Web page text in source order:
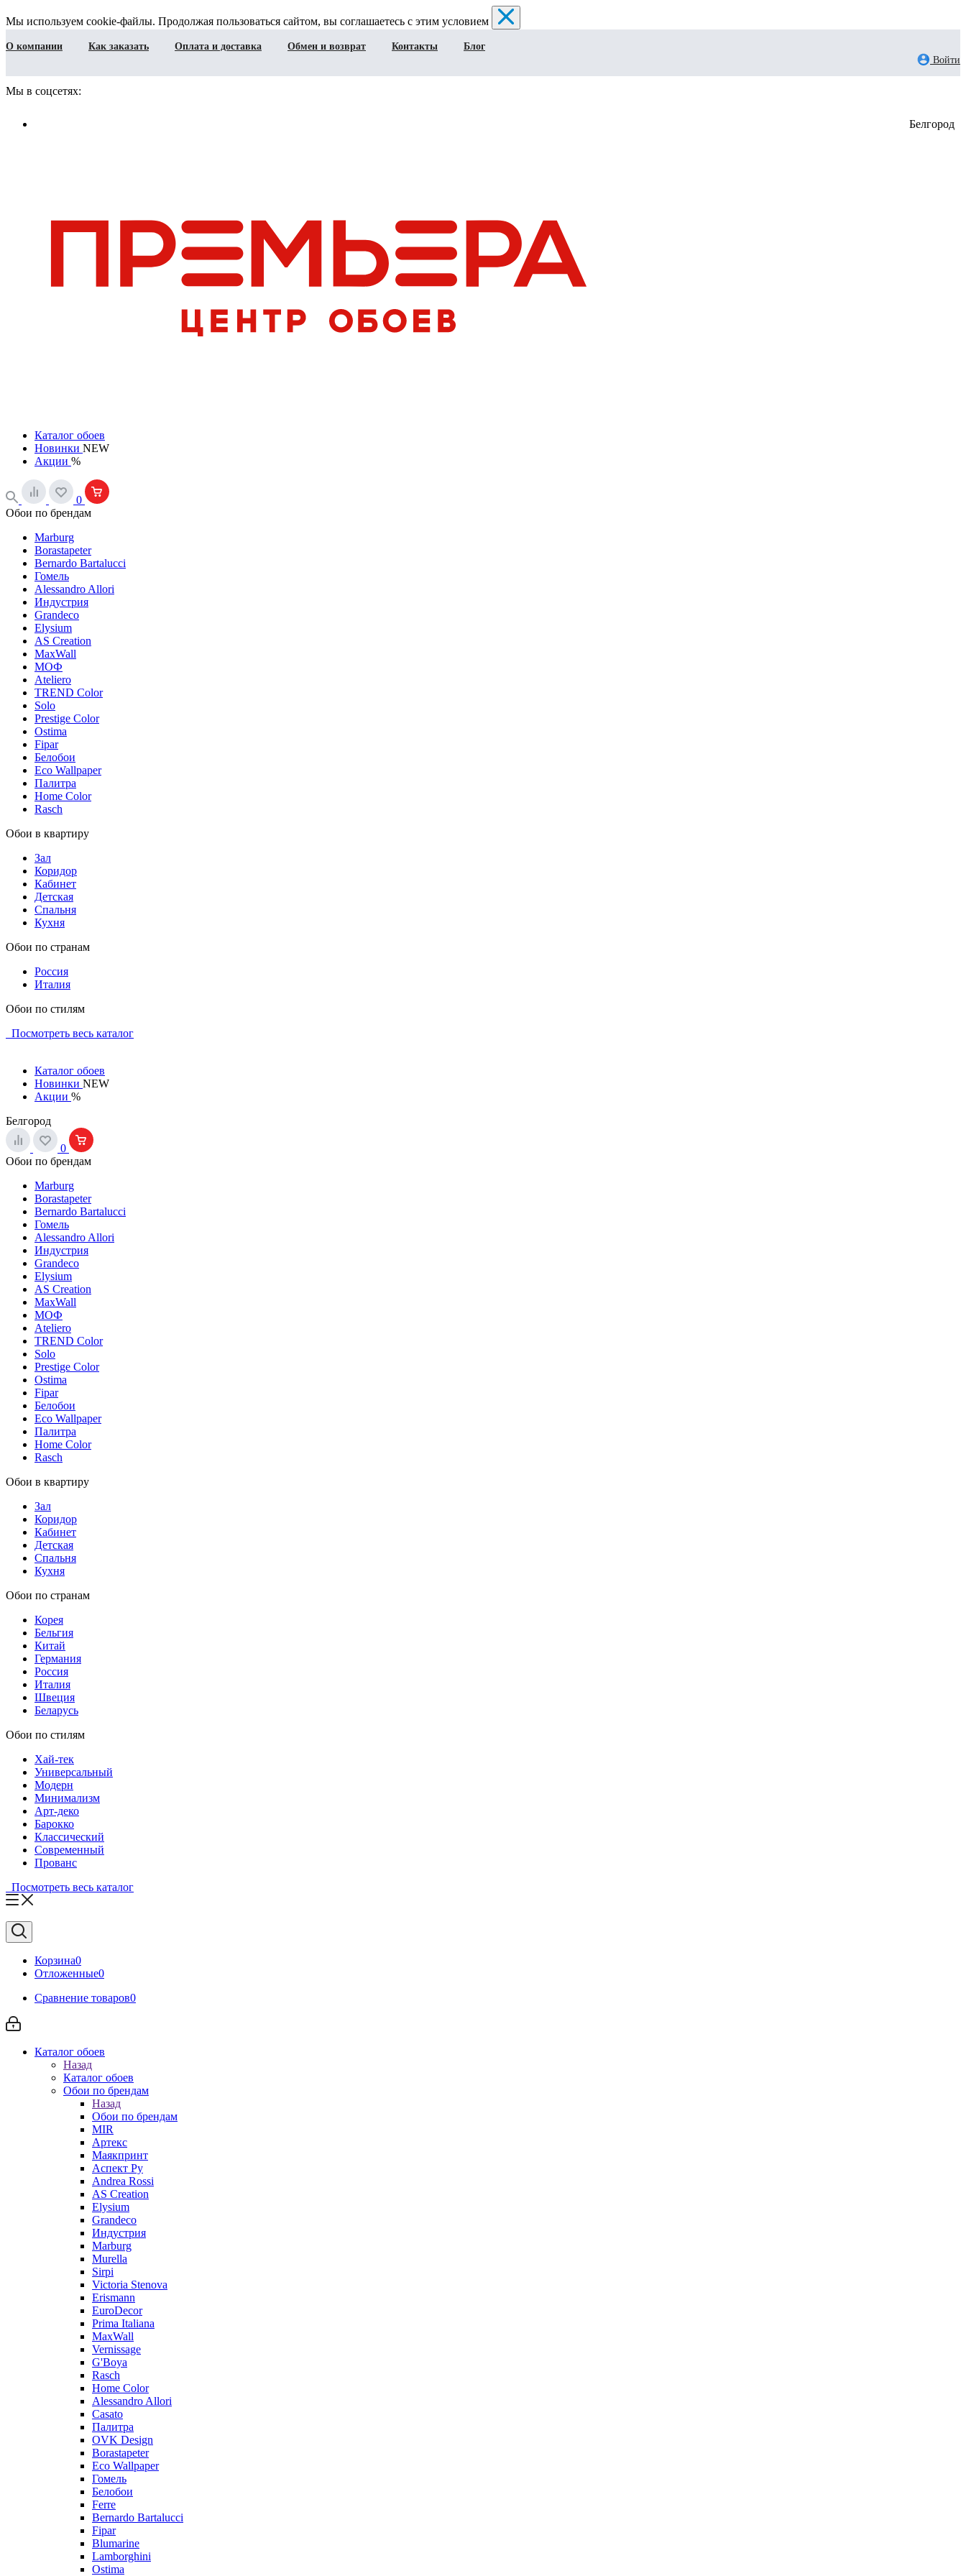
Мы используем cookie-файлы. Продолжая пользоваться сайтом, вы соглашаетесь с этим условием
О компании Как заказать Оплата и доставка Обмен и возврат Контакты
Блог
Войти
Мы в соцсетях:
Белгород
Каталог обоев
Новинки NEW
Акции %
0
Обои по брендам
Marburg
Borastapeter
Bernardo Bartalucci
Гомель
Alessandro Allori
Индустрия
Grandeco
Elysium
AS Creation
MaxWall
МОФ
Ateliero
TREND Color
Solo
Prestige Color
Ostima
Fipar
Белобои
Eco Wallpaper
Палитра
Home Color
Rasch
Обои в квартиру
Зал
Коридор
Кабинет
Детская
Спальня
Кухня
Обои по странам
Россия
Италия
Обои по стилям
Посмотреть весь каталог
Каталог обоев
Новинки NEW
Акции %
Белгород
0
Обои по брендам
Marburg
Borastapeter
Bernardo Bartalucci
Гомель
Alessandro Allori
Индустрия
Grandeco
Elysium
AS Creation
MaxWall
МОФ
Ateliero
TREND Color
Solo
Prestige Color
Ostima
Fipar
Белобои
Eco Wallpaper
Палитра
Home Color
Rasch
Обои в квартиру
Зал
Коридор
Кабинет
Детская
Спальня
Кухня
Обои по странам
Корея
Бельгия
Китай
Германия
Россия
Италия
Швеция
Беларусь
Обои по стилям
Хай-тек
Универсальный
Модерн
Минимализм
Арт-деко
Барокко
Классический
Современный
Прованс
Посмотреть весь каталог
Корзина0
Отложенные0
Сравнение товаров0
Каталог обоев
Назад
Каталог обоев
Обои по брендам
Назад
Обои по брендам
MIR
Артекс
Маякпринт
Аспект Ру
Andrea Rossi
AS Creation
Elysium
Grandeco
Индустрия
Marburg
Murella
Sirpi
Victoria Stenova
Erismann
EuroDecor
Prima Italiana
MaxWall
Vernissage
G'Boya
Rasch
Home Color
Alessandro Allori
Casato
Палитра
OVK Design
Borastapeter
Eco Wallpaper
Гомель
Белобои
Ferre
Bernardo Bartalucci
Fipar
Blumarine
Lamborghini
Ostima